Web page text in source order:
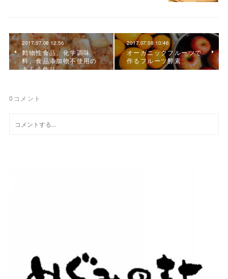
2017.07.08 12:56
動物性食品、化学調味
料、食品添加物不使用の
キムチ作り
2017.07.08 10:46
オーガニックフルーツで
作るフルーツ酵素
0 コメント